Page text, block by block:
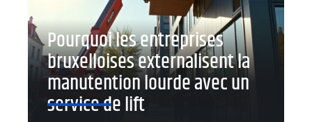
Pourquoi les entreprises
bruxelloises externalisent la
manutention lourde avec un
service de lift